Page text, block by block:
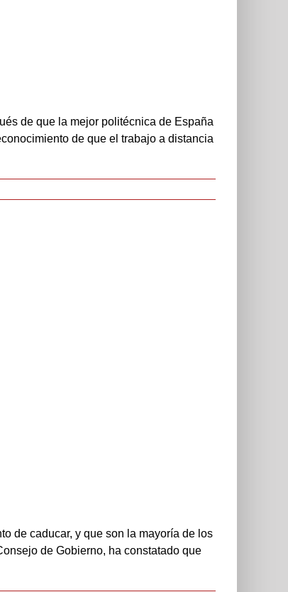
de que la mejor politécnica de España
de que el trabajo a distancia
de caducar, y que son la mayoría de los
de Gobierno, ha constatado que